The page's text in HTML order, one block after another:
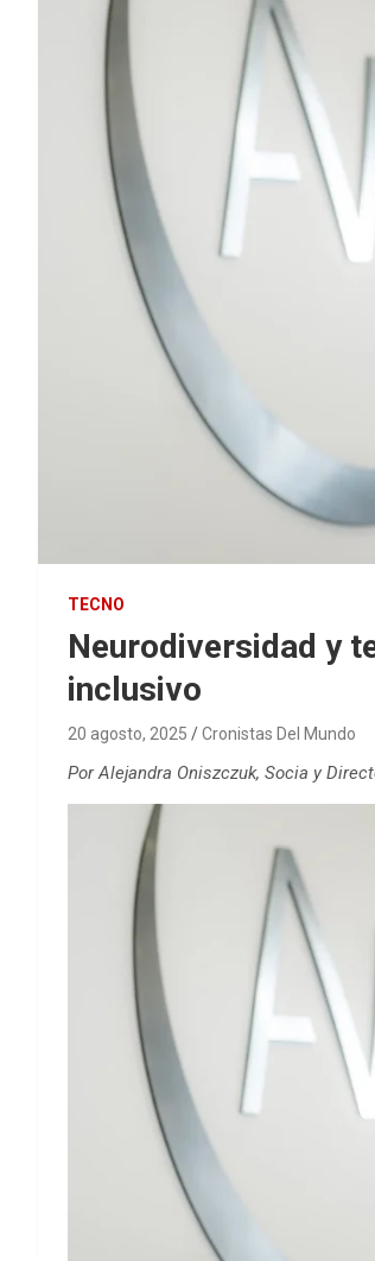
TECNO
Neurodiversidad y
inclusivo
20 agosto, 2025 Cronistas Del Mundo
Por Alejandra Oniszczuk, Socia y